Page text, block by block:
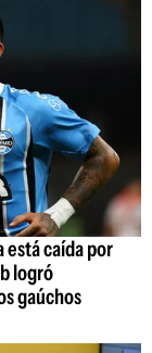
está caída por
logró
gaúchos